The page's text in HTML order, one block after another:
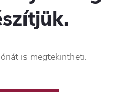
is megtekintheti.